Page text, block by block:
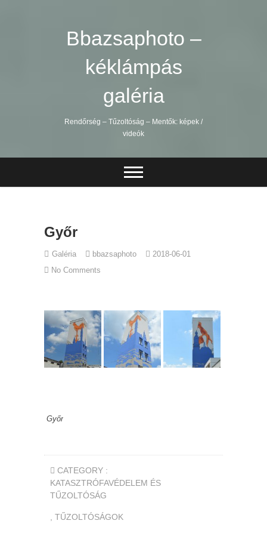
Bbazsaphoto –
kéklámpás
galéria
Rendőrség – Tűzoltóság – Mentők: képek /
videók
Győr
Galéria bbazsaphoto
2018-06-01
No Comments
Győr
CATEGORY :
KATASZTRÓFAVÉDELEM ÉS
TŰZOLTÓSÁG
TŰZOLTÓSÁGOK